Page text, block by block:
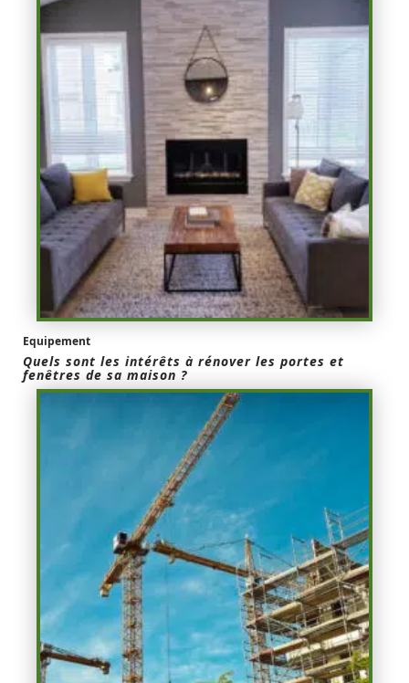
Equipement
Quels sont les intérêts à rénover les portes et
fenêtres de sa maison ?